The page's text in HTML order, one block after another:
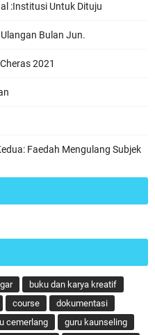
:Institusi Untuk Dituju
Bulan Jun.
2021
Faedah Mengulang Subjek
buku dan karya kreatif
course
dokumentasi
cemerlang
guru kaunseling